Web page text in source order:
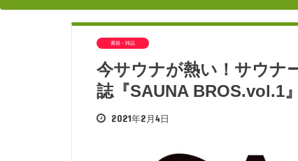
書籍・雑誌
今サウナが熱い！サウナ
誌『SAUNA BROS.vol.1
2021年2月4日